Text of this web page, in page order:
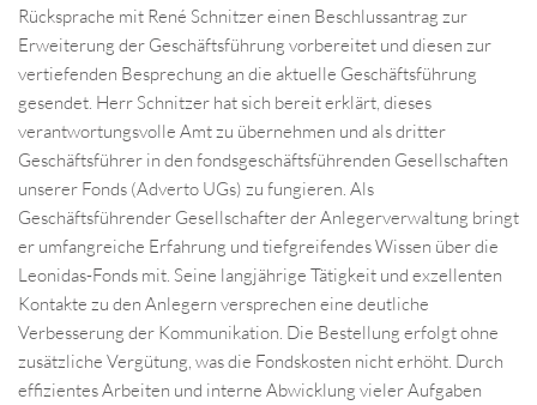
Rücksprache mit René Schnitzer einen Beschlussantrag zur
Erweiterung der Geschäftsführung vorbereitet und diesen zur
vertiefenden Besprechung an die aktuelle Geschäftsführung
gesendet. Herr Schnitzer hat sich bereit erklärt, dieses
verantwortungsvolle Amt zu übernehmen und als dritter
Geschäftsführer in den fondsgeschäftsführenden Gesellschaften
unserer Fonds (Adverto UGs) zu fungieren. Als
Geschäftsführender Gesellschafter der Anlegerverwaltung bringt
er umfangreiche Erfahrung und tiefgreifendes Wissen über die
Leonidas-Fonds mit. Seine langjährige Tätigkeit und exzellenten
Kontakte zu den Anlegern versprechen eine deutliche
Verbesserung der Kommunikation. Die Bestellung erfolgt ohne
zusätzliche Vergütung, was die Fondskosten nicht erhöht. Durch
effizientes Arbeiten und interne Abwicklung vieler Aufgaben